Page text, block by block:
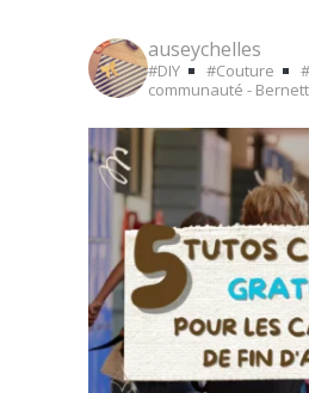
auseychelles
#DIY #Couture
communauté -